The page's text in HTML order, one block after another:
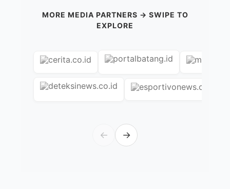
MORE MEDIA PARTNERS → SWIPE TO
EXPLORE
← →